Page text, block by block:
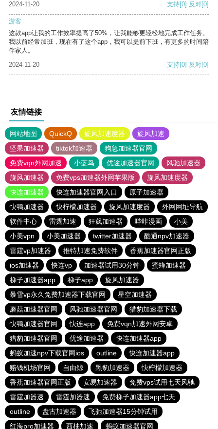
2024-11-20
支持[0] 反对[0]
游客
这款app让我的工作效率提高了50%，让我能够更轻松地完成工作任务。
我以前经常加班，现在有了这个app，我可以提前下班，有更多的时间陪
伴家人。
2024-11-20
支持[0] 反对[0]
友情链接
网站地图 QuickQ 旋风加速度器
旋风加速
坚果加速器
tiktok加速器
狗急加速器官网
免费vqn外网加速
小蓝鸟 优途加速器官网
风驰加速器
旋风加速器
免费vps加速器外网苹果版
旋风加速度器
快连加速器
快连加速器官网入口
原子加速器
快鸭加速器
快柠檬加速器 旋风加速度器
外网网址导航
软件中心
雷霆加速 狂飙加速器 哔咔漫画
小美
小美vpn
小美加速器 twitter加速器
酷通npv加速器
雷霆vp加速器
推特加速免费软件
香蕉加速器官网正版
ios加速器
快连vp 加速器试用30分钟
蜜蜂加速器
梯子加速器app
梯子app
旋风加速器
暴雪vp永久免费加速器下载官网
星空加速器
蘑菇加速器官网
风驰加速器官网
猎豹加速器下载
快鸭加速器官网
快连app
免费vqn加速外网安卓
猎豹加速器官网
优途加速器
快连加速器app
蚂蚁加速npv下载官网ios
outline
快连加速器app
赔钱机场官网
自由鲸 黑豹加速器
快柠檬加速器
香蕉加速器官网正版
安易加速器
免费vps试用七天风驰
雷霆加器速
雷霆加器速
免费梯子加速器app七天
outline
盘古加速器
飞驰加速器15分钟试用
红海pro加速器
西柚加速 蚂蚁加速器官网